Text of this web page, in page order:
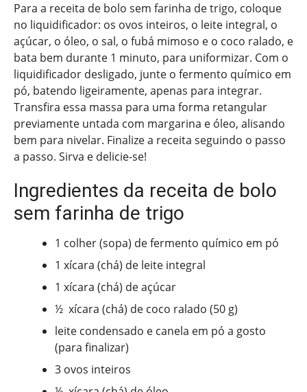
Para a receita de bolo sem farinha de trigo, coloque
no liquidificador: os ovos inteiros, o leite integral, o
açúcar, o óleo, o sal, o fubá mimoso e o coco ralado, e
bata bem durante 1 minuto, para uniformizar. Com o
liquidificador desligado, junte o fermento químico em
pó, batendo ligeiramente, apenas para integrar.
Transfira essa massa para uma forma retangular
previamente untada com margarina e óleo, alisando
bem para nivelar. Finalize a receita seguindo o passo
a passo. Sirva e delicie-se!
Ingredientes da receita de bolo
sem farinha de trigo
1 colher (sopa) de fermento químico em pó
1 xícara (chá) de leite integral
1 xícara (chá) de açúcar
½ xícara (chá) de coco ralado (50 g)
leite condensado e canela em pó a gosto
(para finalizar)
3 ovos inteiros